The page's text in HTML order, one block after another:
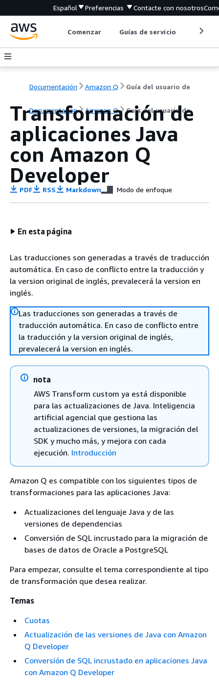
Español Preferencias Contacte con nosotros
Comenzar Guías de servicio
Documentación Amazon Q Guía del usuario de
Documentación Amazon Q Guía del usuario de
Transformación de
aplicaciones Java
con Amazon Q
Developer
PDF RSS Markdown Modo de enfoque
En esta página
Las traducciones son generadas a través de traducción
automática. En caso de conflicto entre la traducción y
la version original de inglés, prevalecerá la version en
inglés.
Las traducciones son generadas a través de
traducción automática. En caso de conflicto entre
la traducción y la version original de inglés,
prevalecerá la version en inglés.
nota
AWS Transform custom ya está disponible
para las actualizaciones de Java. Inteligencia
artificial agencial que gestiona las
actualizaciones de versiones, la migración del
SDK y mucho más, y mejora con cada
ejecución. Introducción
Amazon Q es compatible con los siguientes tipos de
transformaciones para las aplicaciones Java:
Actualizaciones del lenguaje Java y de las
versiones de dependencias
Conversión de SQL incrustado para la migración de
bases de datos de Oracle a PostgreSQL
Para empezar, consulte el tema correspondiente al tipo
de transformación que desea realizar.
Temas
Cuotas
Actualización de las versiones de Java con Amazon
Q Developer
Conversión de SQL incrustado en aplicaciones Java
con Amazon Q Developer